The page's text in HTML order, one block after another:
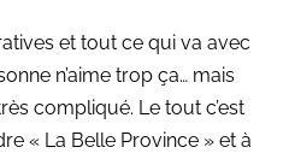
et tout ce qui va avec
n’aime trop ça… mais
compliqué. Le tout c’est
« La Belle Province » et à